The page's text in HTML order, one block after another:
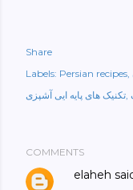
Share
Labels: Persian recipes
تکنیک های پایه ایی آشپزی
COMMENTS
elaheh